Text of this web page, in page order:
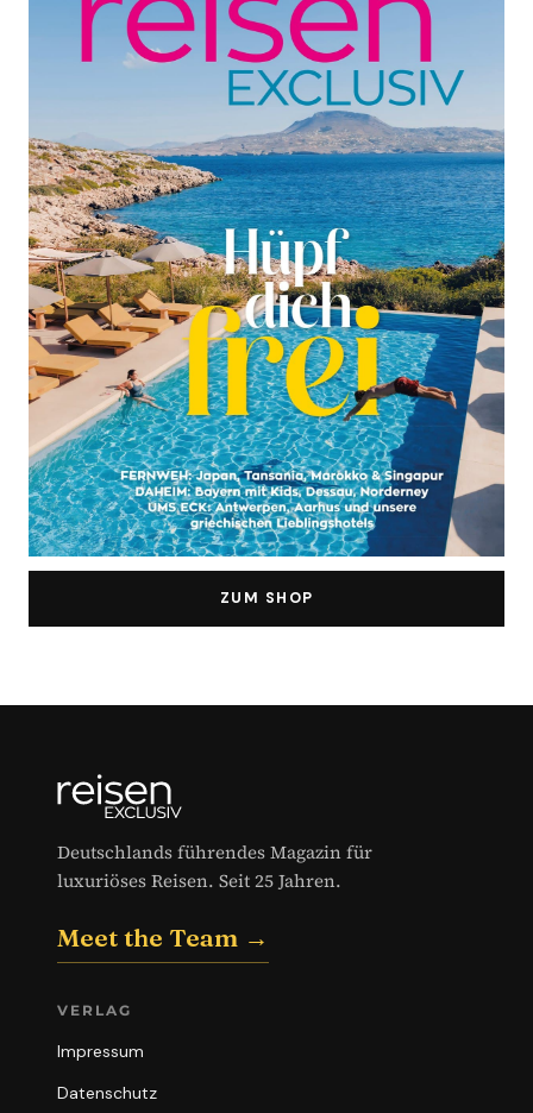
ZUM SHOP
Deutschlands führendes Magazin für
luxuriöses Reisen. Seit 25 Jahren.
Meet the Team →
VERLAG
Impressum
Datenschutz